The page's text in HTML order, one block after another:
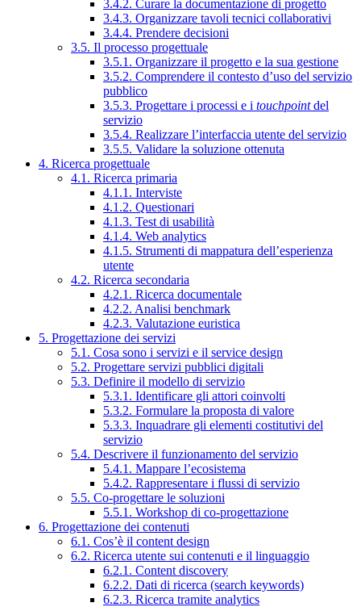
3.4.2. Curare la documentazione di progetto
3.4.3. Organizzare tavoli tecnici collaborativi
3.4.4. Prendere decisioni
3.5. Il processo progettuale
3.5.1. Organizzare il progetto e la sua gestione
3.5.2. Comprendere il contesto d’uso del servizio
pubblico
3.5.3. Progettare i processi e i touchpointdel
servizio
3.5.4. Realizzare l’interfaccia utente del servizio
3.5.5. Validare la soluzione ottenuta
4. Ricerca progettuale
4.1. Ricerca primaria
4.1.1. Interviste
4.1.2. Questionari
4.1.3. Test di usabilità
4.1.4. Web analytics
4.1.5. Strumenti di mappatura dell’esperienza
utente
4.2. Ricerca secondaria
4.2.1. Ricerca documentale
4.2.2. Analisi benchmark
4.2.3. Valutazione euristica
5. Progettazione dei servizi
5.1. Cosa sono i servizi e il service design
5.2. Progettare servizi pubblici digitali
5.3. Definire il modello di servizio
5.3.1. Identificare gli attori coinvolti
5.3.2. Formulare la proposta di valore
5.3.3. Inquadrare gli elementi costitutivi del
servizio
5.4. Descrivere il funzionamento del servizio
5.4.1. Mappare l’ecosistema
5.4.2. Rappresentare i flussi di servizio
5.5. Co-progettare le soluzioni
5.5.1. Workshop di co-progettazione
6. Progettazione dei contenuti
6.1. Cos’è il content design
6.2. Ricerca utente sui contenuti e il linguaggio
6.2.1. Content discovery
6.2.2. Dati di ricerca (search keywords)
6.2.3. Ricerca tramite analytics